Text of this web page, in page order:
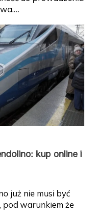
kup online i
już nie musi być
pod warunkiem że